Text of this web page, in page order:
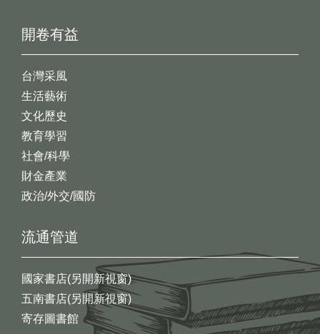
開卷有益
台灣采風
生活藝術
文化歷史
教育學習
社會/科學
財金產業
政治/外交/國防
流通管道
國家書店(另開新視窗)
五南書店(另開新視窗)
寄存圖書館